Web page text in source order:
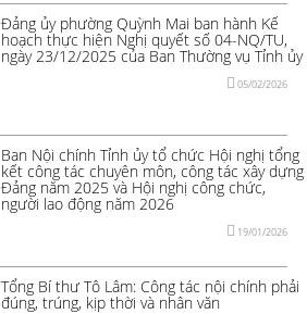
Đảng ủy phường Quỳnh Mai ban hành Kế
hoạch thực hiện Nghị quyết số 04-NQ/TU,
ngày 23/12/2025 của Ban Thường vụ Tỉnh ủy
05/02/2026
Ban Nội chính Tỉnh ủy tổ chức Hội nghị tổng
kết công tác chuyên môn, công tác xây dựng
Đảng năm 2025 và Hội nghị công chức,
người lao động năm 2026
19/01/2026
Tổng Bí thư Tô Lâm: Công tác nội chính phải
đúng, trúng, kịp thời và nhân văn